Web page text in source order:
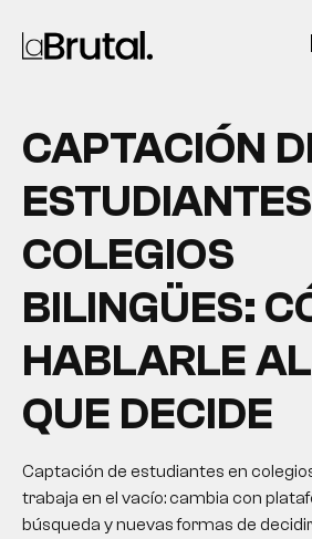
CAPTACIÓN
COLEGIOS
BILINGÜES:
HABLARLE
QUE DECIDE
Captación de estudiantes en
trabaja en el vacío: cambia con
búsqueda y nuevas formas de